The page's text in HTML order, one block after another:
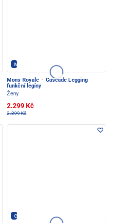
Mons Royale - PEC POD SNĚŽKOU
Mons Royale · Cascade Legging
funkční legíny
Ženy
2.299 Kč
2.899 Kč
CRAFT - PEC POD SNĚŽKOU